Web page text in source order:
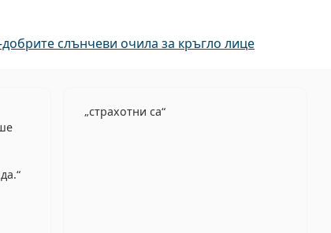
слънчеви очила за кръгло лице
страхотни са